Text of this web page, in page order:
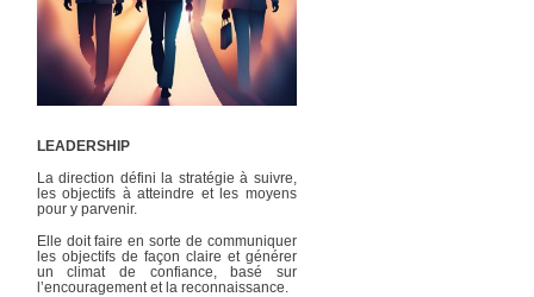
LEADERSHIP
La direction défini la stratégie à suivre,
les objectifs à atteindre et les moyens
pour y parvenir.
Elle doit faire en sorte de communiquer
les objectifs de façon claire et générer
un climat de confiance, basé sur
l’encouragement et la reconnaissance.